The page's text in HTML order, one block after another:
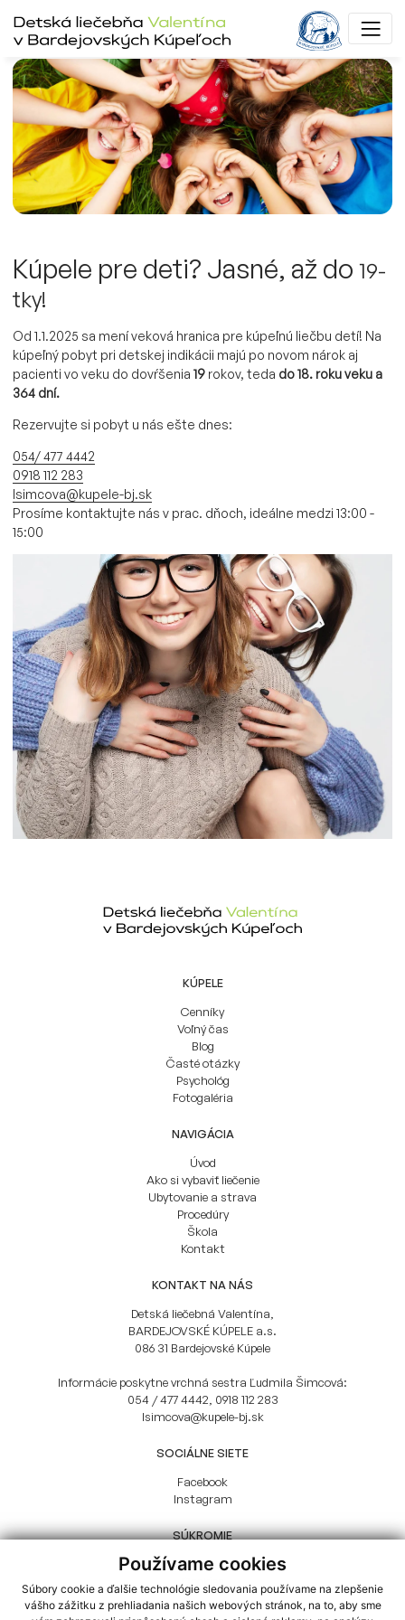
Používame cookies
Súbory cookie a ďalšie technológie sledovania používame na zlepšenie
vášho zážitku z prehliadania našich webových stránok, na to, aby sme
Kúpele pre deti? Jasné, až do 19-
tky!
Od 1.1.2025 sa mení veková hranica pre kúpeľnú liečbu detí! Na
kúpeľný pobyt pri detskej indikácii majú po novom nárok aj
pacienti vo veku do dovŕšenia 19 rokov, teda do 18. roku veku a
364 dní.
Rezervujte si pobyt u nás ešte dnes:
054/ 477 4442
0918 112 283
lsimcova@kupele-bj.sk
Prosíme kontaktujte nás v prac. dňoch, ideálne medzi 13:00 -
15:00
KÚPELE
Cenníky
Voľný čas
Blog
Časté otázky
Psychológ
Fotogaléria
NAVIGÁCIA
Úvod
Ako si vybaviť liečenie
Ubytovanie a strava
Procedúry
Škola
Kontakt
KONTAKT NA NÁS
Detská liečebná Valentína,
BARDEJOVSKÉ KÚPELE a.s.
086 31 Bardejovské Kúpele
Informácie poskytne vrchná sestra Ľudmila Šimcová:
054 / 477 4442 0918 112 283
lsimcova@kupele-bj.sk
SOCIÁLNE SIETE
Facebook
Instagram
SÚKROMIE
GDPR
Cookies